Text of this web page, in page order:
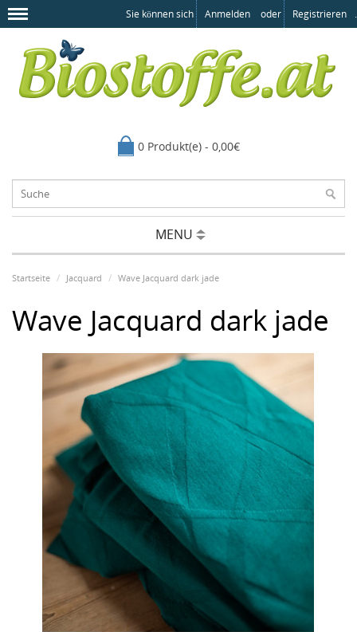
Sie können sich Anmelden oder Registrieren .
0 Produkt(e) - 0,00€
MENU
Startseite Jacquard Wave Jacquard dark jade
Wave Jacquard dark jade